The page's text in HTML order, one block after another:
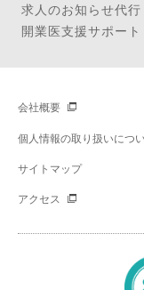
求人のお知らせ代行
開業医支援サポー
会社概要
個人情報の取り扱いにつ
サイトマップ
アクセス